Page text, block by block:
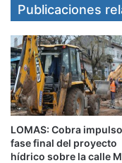
Publicaciones
LOMAS: Cobra
fase final del proyecto
hídrico sobre la calle